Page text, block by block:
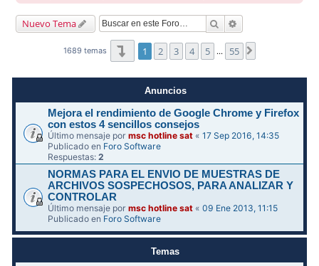
Nuevo Tema Buscar
1689 temas Página1de55
1 2 3 4 5 … 55
Anuncios
Mejora el rendimiento de Google Chrome y Firefox
con estos 4 sencillos consejos
Último mensaje pormsc hotline sat «17 Sep 2016, 14:35
Publicado en Foro Software
Respuestas:2
NORMAS PARA EL ENVIO DE MUESTRAS DE
ARCHIVOS SOSPECHOSOS, PARA ANALIZAR Y
CONTROLAR
Último mensaje pormsc hotline sat «09 Ene 2013, 11:15
Publicado en Foro Software
Temas